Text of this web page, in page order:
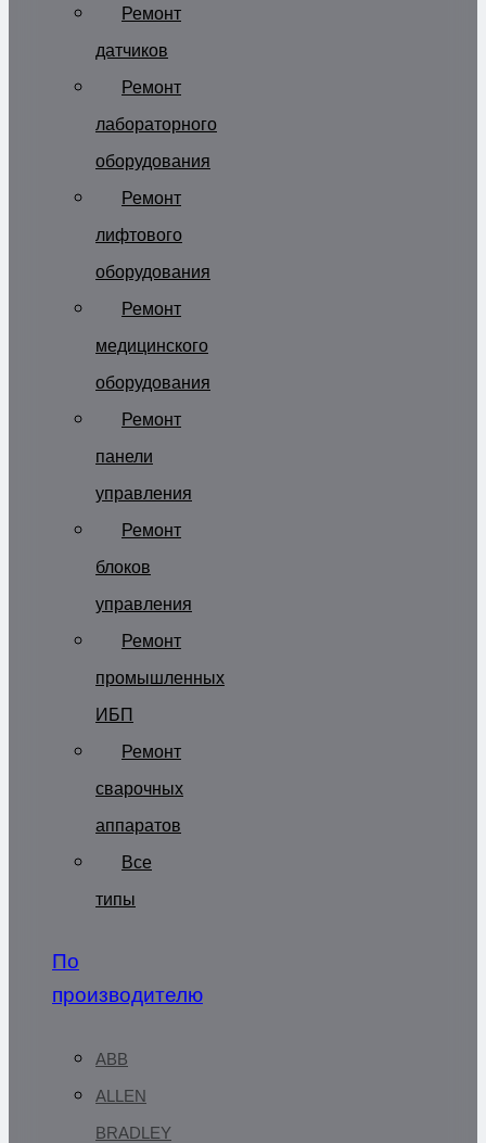
Ремонт
датчиков
Ремонт
лабораторного
оборудования
Ремонт
лифтового
оборудования
Ремонт
медицинского
оборудования
Ремонт
панели
управления
Ремонт
блоков
управления
Ремонт
промышленных
ИБП
Ремонт
сварочных
аппаратов
Все
типы
По
производителю
ABB
ALLEN
BRADLEY